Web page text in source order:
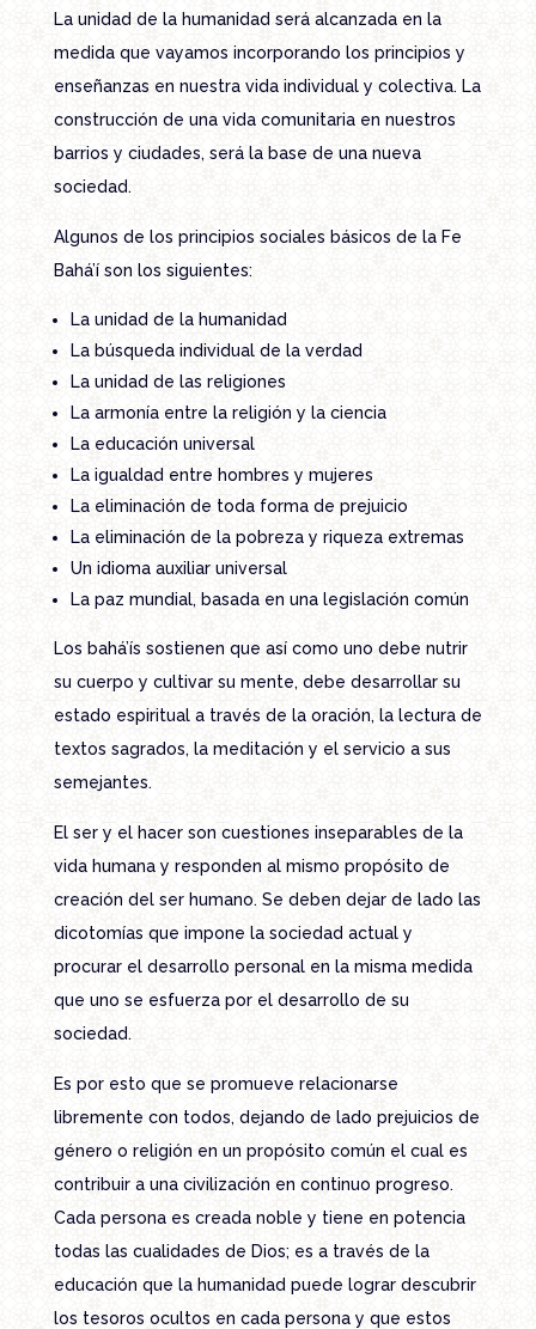
La unidad de la humanidad será alcanzada en la
medida que vayamos incorporando los principios y
enseñanzas en nuestra vida individual y colectiva. La
construcción de una vida comunitaria en nuestros
barrios y ciudades, será la base de una nueva
sociedad.
Algunos de los principios sociales básicos de la Fe
Bahá’í son los siguientes:
La unidad de la humanidad
La búsqueda individual de la verdad
La unidad de las religiones
La armonía entre la religión y la ciencia
La educación universal
La igualdad entre hombres y mujeres
La eliminación de toda forma de prejuicio
La eliminación de la pobreza y riqueza extremas
Un idioma auxiliar universal
La paz mundial, basada en una legislación común
Los bahá’ís sostienen que así como uno debe nutrir
su cuerpo y cultivar su mente, debe desarrollar su
estado espiritual a través de la oración, la lectura de
textos sagrados, la meditación y el servicio a sus
semejantes.
El ser y el hacer son cuestiones inseparables de la
vida humana y responden al mismo propósito de
creación del ser humano. Se deben dejar de lado las
dicotomías que impone la sociedad actual y
procurar el desarrollo personal en la misma medida
que uno se esfuerza por el desarrollo de su
sociedad.
Es por esto que se promueve relacionarse
libremente con todos, dejando de lado prejuicios de
género o religión en un propósito común el cual es
contribuir a una civilización en continuo progreso.
Cada persona es creada noble y tiene en potencia
todas las cualidades de Dios; es a través de la
educación que la humanidad puede lograr descubrir
los tesoros ocultos en cada persona y que estos